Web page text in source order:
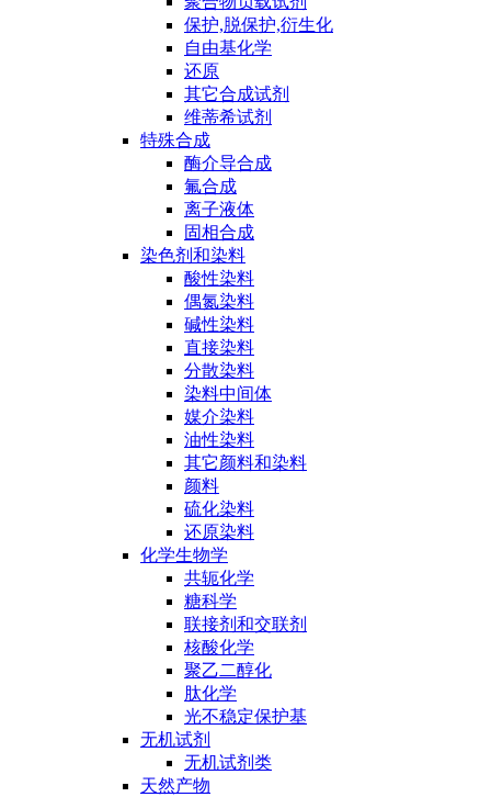
保护,脱保护,衍生化
自由基化学
还原
其它合成试剂
维蒂希试剂
特殊合成
酶介导合成
氟合成
离子液体
固相合成
染色剂和染料
酸性染料
偶氮染料
碱性染料
直接染料
分散染料
染料中间体
媒介染料
油性染料
其它颜料和染料
颜料
硫化染料
还原染料
化学生物学
共轭化学
糖科学
联接剂和交联剂
核酸化学
聚乙二醇化
肽化学
光不稳定保护基
无机试剂
无机试剂类
天然产物